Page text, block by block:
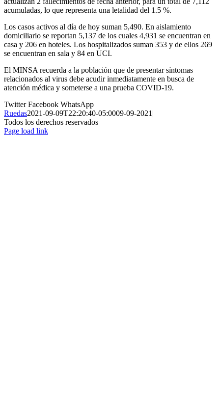
acumuladas, lo que representa una letalidad del 1.5 %.
Los casos activos al día de hoy suman 5,490. En aislamiento
domiciliario se reportan 5,137 de los cuales 4,931 se encuentran en
casa y 206 en hoteles. Los hospitalizados suman 353 y de ellos 269
se encuentran en sala y 84 en UCI.
El MINSA recuerda a la población que de presentar síntomas
relacionados al virus debe acudir inmediatamente en busca de
atención médica y someterse a una prueba COVID-19.
TwitterFacebook WhatsApp
Ruedas2021-09-09T22:20:40-05:0009-09-2021|
Todos los derechos reservados
Page load link